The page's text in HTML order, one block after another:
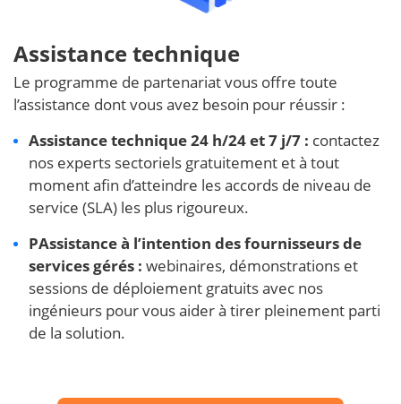
Assistance technique
Le programme de partenariat vous offre toute
l’assistance dont vous avez besoin pour réussir :
Assistance technique 24 h/24 et 7 j/7 : contactez
nos experts sectoriels gratuitement et à tout
moment afin d’atteindre les accords de niveau de
service (SLA) les plus rigoureux.
PAssistance à l’intention des fournisseurs de
services gérés : webinaires, démonstrations et
sessions de déploiement gratuits avec nos
ingénieurs pour vous aider à tirer pleinement parti
de la solution.